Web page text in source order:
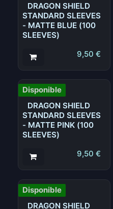
DRAGON SHIELD
STANDARD SLEEVES
- MATTE BLUE (100
SLEEVES)
9,50 €
Disponible
DRAGON SHIELD
STANDARD SLEEVES
- MATTE PINK (100
SLEEVES)
9,50 €
Disponible
DRAGON SHIELD